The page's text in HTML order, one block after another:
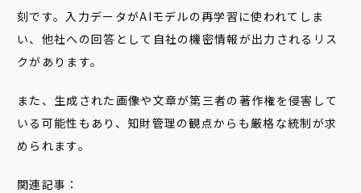
刻です。入力データがAIモデルの再学習に使われてしま
い、他社への回答として自社の機密情報が出力されるリス
クがあります。
また、生成された画像や文章が第三者の著作権を侵害して
いる可能性もあり、知財管理の観点からも厳格な統制が求
められます。
関連記事：